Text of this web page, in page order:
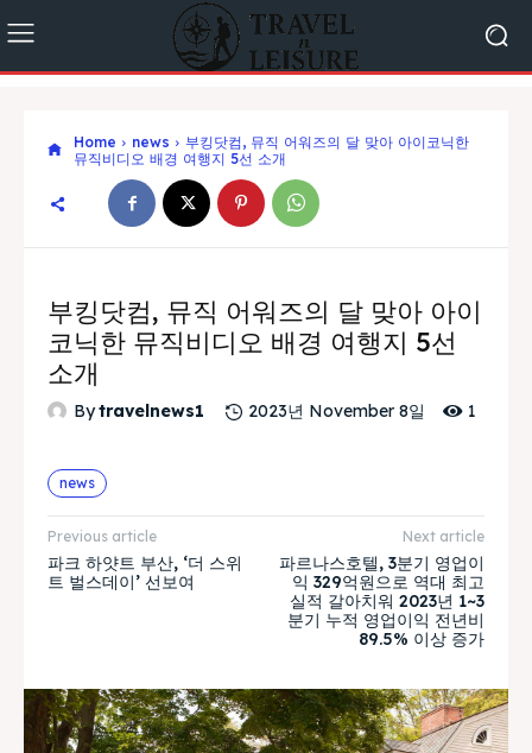
Home news
부킹닷컴, 뮤직 어워즈의 달 맞아 아이코닉한
뮤직비디오 배경 여행지 5선 소개
부킹닷컴, 뮤직 어워즈의 달 맞아 아이
코닉한 뮤직비디오 배경 여행지 5선
소개
Bytravelnews1 2023년 November 8일 1
news
Previous article
파크 하얏트 부산, ‘더 스위
트 벌스데이’ 선보여
Next article
파르나스호텔, 3분기 영업이
익 329억원으로 역대 최고
실적 갈아치워 2023년 1~3
분기 누적 영업이익 전년비
89.5% 이상 증가